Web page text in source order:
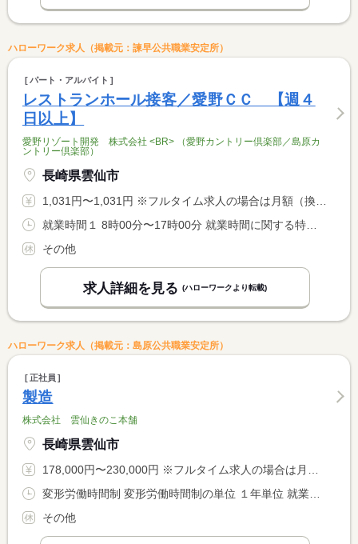
ハローワーク求人（掲載元：諫早公共職業安定所）
パート・アルバイト
レストランホール接客／愛野ＣＣ 【週４
日以上】
愛野リゾート開発 株式会社 <BR> （愛野カントリー倶楽部／島原カ
ントリー倶楽部）
長崎県雲仙市
1,031円〜1,031円 ※フルタイム求人の場合は月額（換算額）、パート求人の場合は時間額を表示しています。
その他
求人詳細を見る (ハローワークより転載)
ハローワーク求人（掲載元：島原公共職業安定所）
正社員
製造
株式会社 雲仙きのこ本舗
長崎県雲仙市
178,000円〜230,000円 ※フルタイム求人の場合は月額（換算額）、パート求人の場合は時間額を表示しています。
その他